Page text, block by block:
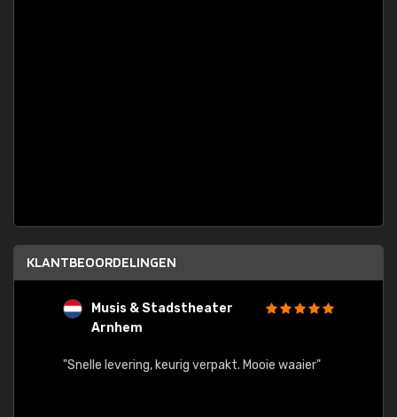
KLANTBEOORDELINGEN
Musis & Stadstheater
Arnhem
"Snelle levering, keurig verpakt. Mooie waaier"